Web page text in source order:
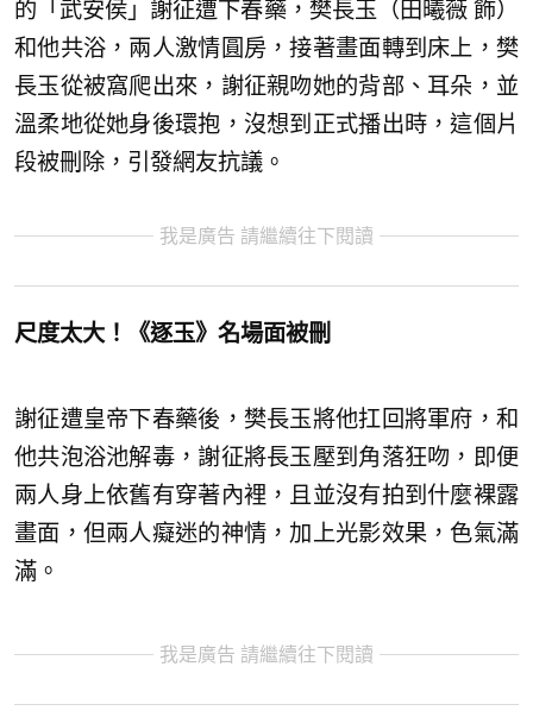
的「武安侯」謝征遭下春藥，樊長玉（田曦薇 飾）
和他共浴，兩人激情圓房，接著畫面轉到床上，樊
長玉從被窩爬出來，謝征親吻她的背部、耳朵，並
溫柔地從她身後環抱，沒想到正式播出時，這個片
段被刪除，引發網友抗議。
我是廣告 請繼續往下閱讀
尺度太大！《逐玉》名場面被刪
謝征遭皇帝下春藥後，樊長玉將他扛回將軍府，和
他共泡浴池解毒，謝征將長玉壓到角落狂吻，即便
兩人身上依舊有穿著內裡，且並沒有拍到什麼裸露
畫面，但兩人癡迷的神情，加上光影效果，色氣滿
滿。
我是廣告 請繼續往下閱讀